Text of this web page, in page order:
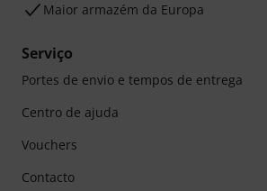
Maior armazém da Europa
Serviço
Portes de envio e tempos de entrega
Centro de ajuda
Vouchers
Contacto